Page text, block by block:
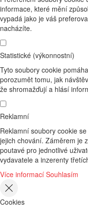
informace, které mění
vypadá jako je váš
nacházíte.
Statistické (výkonnostní)
Tyto soubory cookie
porozumět tomu, jak
že shromažďují a hlásí
Reklamní
Reklamní soubory cookie
jejich chování. Záměrem je
poutavé pro jednotlivé
vydavatele a inzerenty
Více informací Souhlasím
Cookies